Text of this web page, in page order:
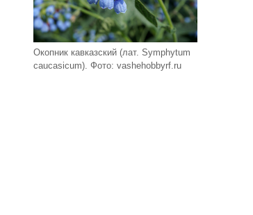
Окопник кавказский (лат. Symphytum
caucasicum). Фото: vashehobbyrf.ru